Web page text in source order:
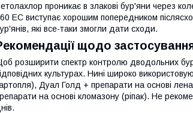
проникає в злакові бур'яни через
ЕС виступає хорошим попередником
які все-таки змогли дати сходи.
щодо
розширити спектр контролю дводольних
культурах. Нині широко
Дуал Голд + препарати на основі
на основі кломазону (ріпак). Не